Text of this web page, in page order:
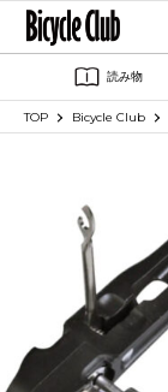
読み物
TOP Bicycle Club